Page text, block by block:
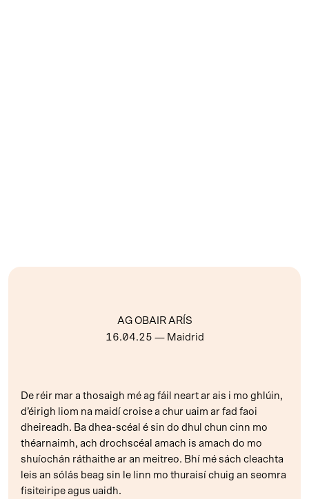
AG OBAIR ARÍS
16.04.25 — Maidrid
De réir mar a thosaigh mé ag fáil neart ar ais i mo ghlúin,
d’éirigh liom na maidí croise a chur uaim ar fad faoi
dheireadh. Ba dhea-scéal é sin do dhul chun cinn mo
théarnaimh, ach drochscéal amach is amach do mo
shuíochán ráthaithe ar an meitreo. Bhí mé sách cleachta
leis an sólás beag sin le linn mo thuraisí chuig an seomra
fisiteiripe agus uaidh.